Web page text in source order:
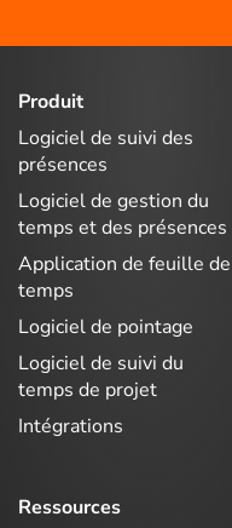
Produit
Logiciel de suivi des
présences
Logiciel de gestion du
temps et des présences
Application de feuille de
temps
Logiciel de pointage
Logiciel de suivi du
temps de projet
Intégrations
Ressources